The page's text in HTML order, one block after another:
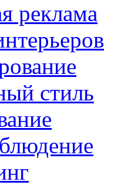
реклама
стиль